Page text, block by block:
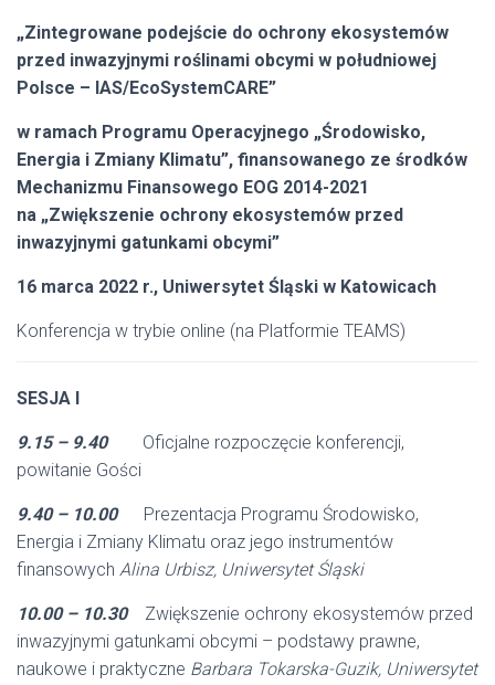
„Zintegrowane podejście do ochrony ekosystemów
przed inwazyjnymi roślinami obcymi w południowej
Polsce – IAS/EcoSystemCARE”
w ramach Programu Operacyjnego „Środowisko,
Energia i Zmiany Klimatu”, finansowanego ze środków
Mechanizmu Finansowego EOG 2014-2021
na „Zwiększenie ochrony ekosystemów przed
inwazyjnymi gatunkami obcymi”
16 marca 2022 r., Uniwersytet Śląski w Katowicach
Konferencja w trybie online (na Platformie TEAMS)
SESJA I
9.15 – 9.40Oficjalne rozpoczęcie konferencji,
powitanie Gości
9.40 – 10.00Prezentacja Programu Środowisko,
Energia i Zmiany Klimatu oraz jego instrumentów
finansowych Alina Urbisz, Uniwersytet Śląski
10.00 – 10.30Zwiększenie ochrony ekosystemów przed
inwazyjnymi gatunkami obcymi – podstawy prawne,
naukowe i praktyczne Barbara Tokarska-Guzik, Uniwersytet